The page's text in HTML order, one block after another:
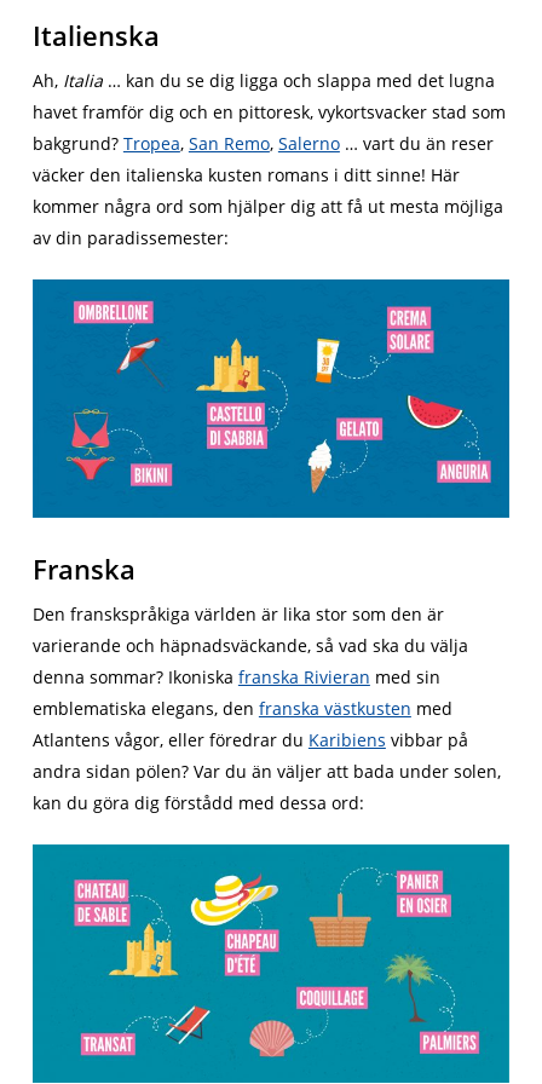
Italienska
Ah, Italia… kan du se dig ligga och slappa med det lugna
havet framför dig och en pittoresk, vykortsvacker stad som
bakgrund? Tropea, San Remo, Salerno… vart du än reser
väcker den italienska kusten romans i ditt sinne! Här
kommer några ord som hjälper dig att få ut mesta möjliga
av din paradissemester:
Franska
Den franskspråkiga världen är lika stor som den är
varierande och häpnadsväckande, så vad ska du välja
denna sommar? Ikoniska franska Rivieran med sin
emblematiska elegans, den franska västkusten med
Atlantens vågor, eller föredrar du Karibiens vibbar på
andra sidan pölen? Var du än väljer att bada under solen,
kan du göra dig förstådd med dessa ord: